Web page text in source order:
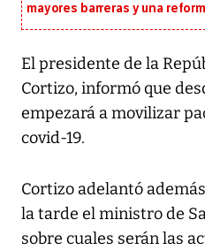
mayores barreras y una
El presidente de la
Cortizo, informó que
empezará a movilizar
covid-19.
Cortizo adelantó
la tarde el ministro de
sobre cuales serán las